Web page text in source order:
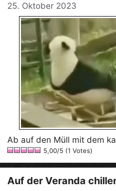
25. Oktober 2023
Ab auf den Müll mit dem
5,00/5 (1 Votes)
Auf der Veranda